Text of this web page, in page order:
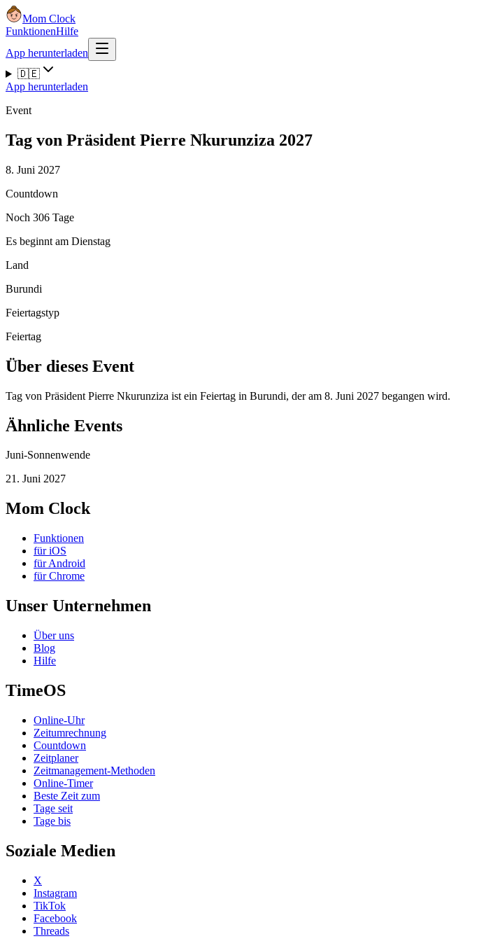
Mom Clock
FunktionenHilfe
App herunterladen
🇩🇪
App herunterladen
Event
Tag von Präsident Pierre Nkurunziza 2027
8. Juni 2027
Countdown
Noch 306 Tage
Es beginnt am Dienstag
Land
Burundi
Feiertagstyp
Feiertag
Über dieses Event
Tag von Präsident Pierre Nkurunziza ist ein Feiertag in Burundi, der am 8. Juni 2027 begangen wird.
Ähnliche Events
Juni-Sonnenwende
21. Juni 2027
Mom Clock
Funktionen
für iOS
für Android
für Chrome
Unser Unternehmen
Über uns
Blog
Hilfe
TimeOS
Online-Uhr
Zeitumrechnung
Countdown
Zeitplaner
Zeitmanagement-Methoden
Online-Timer
Beste Zeit zum
Tage seit
Tage bis
Soziale Medien
X
Instagram
TikTok
Facebook
Threads